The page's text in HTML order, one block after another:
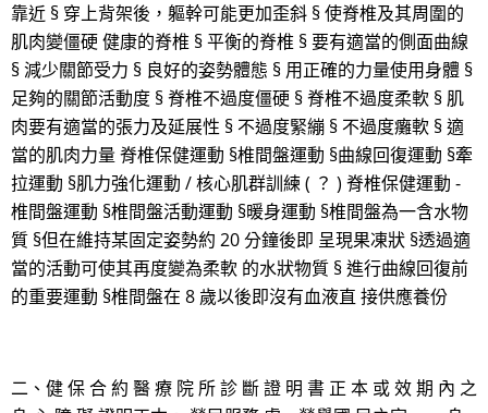
靠近 § 穿上背架後，軀幹可能更加歪斜 § 使脊椎及其周圍的
肌肉變僵硬 健康的脊椎 § 平衡的脊椎 § 要有適當的側面曲線
§ 減少關節受力 § 良好的姿勢體態 § 用正確的力量使用身體 §
足夠的關節活動度 § 脊椎不過度僵硬 § 脊椎不過度柔軟 § 肌
肉要有適當的張力及延展性 § 不過度緊繃 § 不過度癱軟 § 適
當的肌肉力量 脊椎保健運動 §椎間盤運動 §曲線回復運動 §牽
拉運動 §肌力強化運動 / 核心肌群訓練 ( ？ ) 脊椎保健運動 -
椎間盤運動 §椎間盤活動運動 §暖身運動 §椎間盤為一含水物
質 §但在維持某固定姿勢約 20 分鐘後即 呈現果凍狀 §透過適
當的活動可使其再度變為柔軟 的水狀物質 § 進行曲線回復前
的重要運動 §椎間盤在 8 歲以後即沒有血液直 接供應養份
二、健 保 合 約 醫 療 院 所 診 斷 證 明 書 正 本 或 效 期 內 之